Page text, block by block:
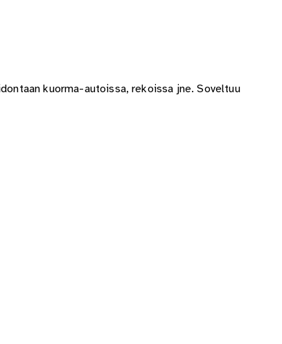
kuorma-autoissa, rekoissa jne. Soveltuu